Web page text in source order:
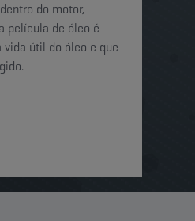
do motor,
película de óleo é
útil do óleo e que